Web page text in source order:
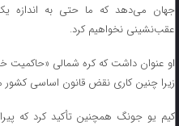
جهان می‌دهد که ما حتی به اندازه
عقب‌نشینی نخواهیم کرد.
او عنوان داشت که کره شمالی «حاکمیت
زیرا چنین کاری نقض قانون اساسی
کیم یو جونگ همچنین تأکید کرد که